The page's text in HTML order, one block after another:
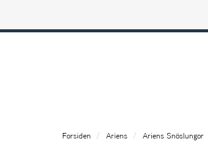
Forsiden Ariens Ariens Snöslungor